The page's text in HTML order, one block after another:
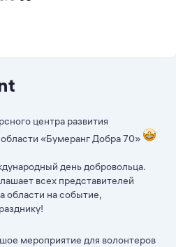
центра развития
«Бумеранг Добра 70»
день добровольца.
всех представителей
области на событие,
мероприятие для волонтеров